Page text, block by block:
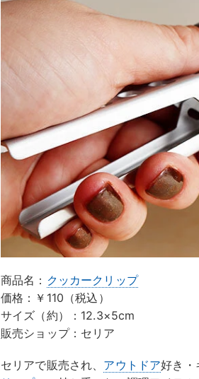
商品名： クッカークリップ
価格：￥110（税込）
サイズ（約）：12.3×5cm
販売ショップ：セリア
セリアで販売され、 アウトドア好き・